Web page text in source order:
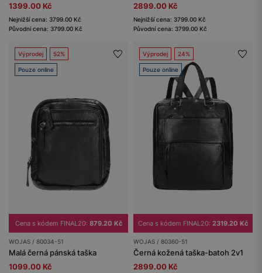
1399.00 Kč
Nejnižší cena: 3799.00 Kč
Původní cena: 3799.00 Kč
2899.00 Kč
Nejnižší cena: 3799.00 Kč
Původní cena: 3799.00 Kč
Výprodej 52%
Pouze online
Cena s kódem FINAL20: 879.20 Kč
WOJAS / 80034-51
Malá černá pánská taška
1099.00 Kč
Výprodej 24%
Pouze online
Cena s kódem FINAL20: 2319.20 Kč
WOJAS / 80360-51
Černá kožená taška-batoh 2v1
2899.00 Kč